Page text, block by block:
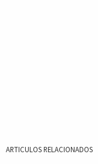
ARTICULOS RELACIONADOS